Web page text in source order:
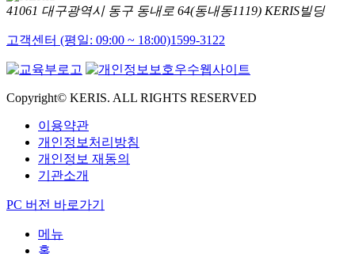
41061 대구광역시 동구 동내로 64(동내동1119) KERIS빌딩
고객센터 (평일: 09:00 ~ 18:00)1599-3122
Copyright© KERIS. ALL RIGHTS RESERVED
이용약관
개인정보처리방침
개인정보 재동의
기관소개
PC 버전 바로가기
메뉴
홈